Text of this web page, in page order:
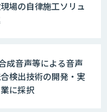
場の自律施工ソリュ
成音声等による音声
検出技術の開発・実
に採択